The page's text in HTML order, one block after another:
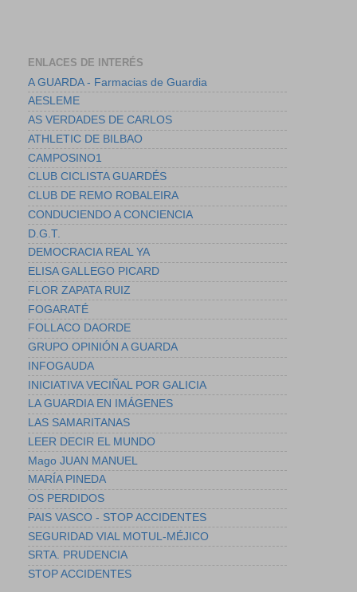
ENLACES DE INTERÉS
A GUARDA - Farmacias de Guardia
AESLEME
AS VERDADES DE CARLOS
ATHLETIC DE BILBAO
CAMPOSINO1
CLUB CICLISTA GUARDÉS
CLUB DE REMO ROBALEIRA
CONDUCIENDO A CONCIENCIA
D.G.T.
DEMOCRACIA REAL YA
ELISA GALLEGO PICARD
FLOR ZAPATA RUIZ
FOGARATÉ
FOLLACO DAORDE
GRUPO OPINIÓN A GUARDA
INFOGAUDA
INICIATIVA VECIÑAL POR GALICIA
LA GUARDIA EN IMÁGENES
LAS SAMARITANAS
LEER DECIR EL MUNDO
Mago JUAN MANUEL
MARÍA PINEDA
OS PERDIDOS
PAIS VASCO - STOP ACCIDENTES
SEGURIDAD VIAL MOTUL-MÉJICO
SRTA. PRUDENCIA
STOP ACCIDENTES